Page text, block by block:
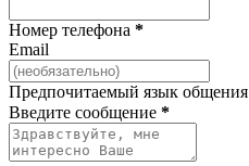
Номер телефона *
Email
Предпочитаемый язык общения
Введите сообщение *